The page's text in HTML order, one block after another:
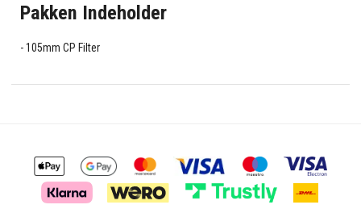
Pakken Indeholder
105mm CP Filter